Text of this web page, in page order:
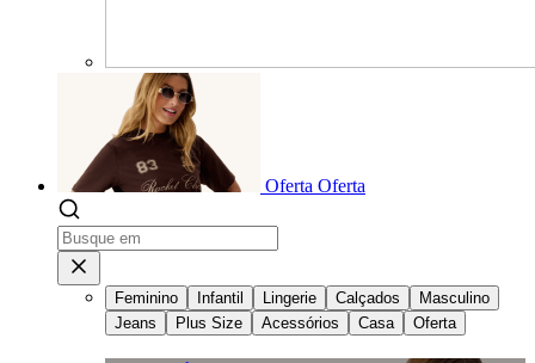
Oferta Oferta
Feminino Infantil Lingerie Calçados
Masculino
Jeans
Plus Size Acessórios Casa Oferta